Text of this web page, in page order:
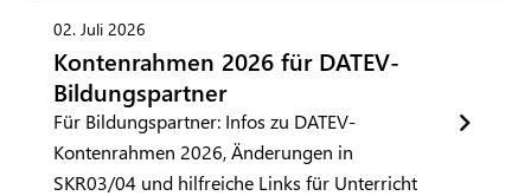
02. Juli 2026
Kontenrahmen 2026 für DATEV-
Bildungspartner
Für Bildungspartner: Infos zu DATEV-
Kontenrahmen 2026, Änderungen in
SKR03/04 und hilfreiche Links für Unterricht